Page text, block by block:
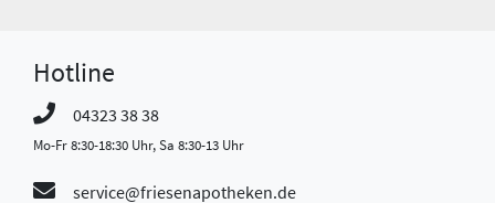
Hotline
04323 38 38
Mo-Fr 8:30-18:30 Uhr, Sa 8:30-13 Uhr
service@friesenapotheken.de